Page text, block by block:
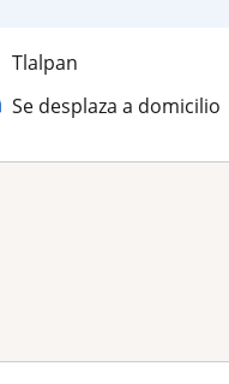
Tlalpan
Se desplaza a domicilio